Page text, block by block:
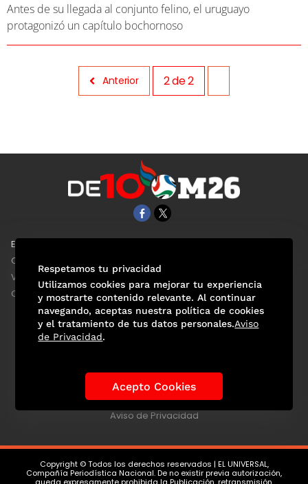
Antes de su llegada al conjunto felino, el uruguayo
protagonizó un capítulo bochornoso
Anterior 2de2
EL UNIVERSAL
Clase
ViveUSA
Confabulario
Historia de los Mundiales Lo viral Anécdotas Mundialistas
Las Figuras Tendencias Directorio
Aviso de Privacidad
Copyright © Todos los derechos reservados | EL UNIVERSAL,
Compañía Periodística Nacional. De no existir previa autorización,
Respetamos tu privacidad
Utilizamos cookies para mejorar tu experiencia
y mostrarte contenido relevante. Al continuar
navegando, aceptas nuestra política de cookies
y el tratamiento de tus datos personales.Aviso
de Privacidad.
Acepto Cookies